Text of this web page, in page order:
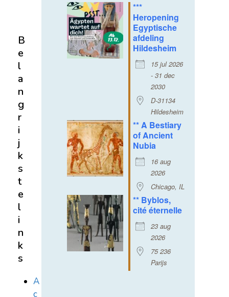
***
Heropening
Egyptische
afdeling
Hildesheim
15 jul 2026
- 31 dec
2030
D-31134
Hildesheim
** A Bestiary
of Ancient
Nubia
16 aug
2026
Chicago, IL
** Byblos,
cité éternelle
23 aug
2026
75 236
Parijs
B
e
l
a
n
g
r
i
j
k
s
t
e
l
i
n
k
s
A
c